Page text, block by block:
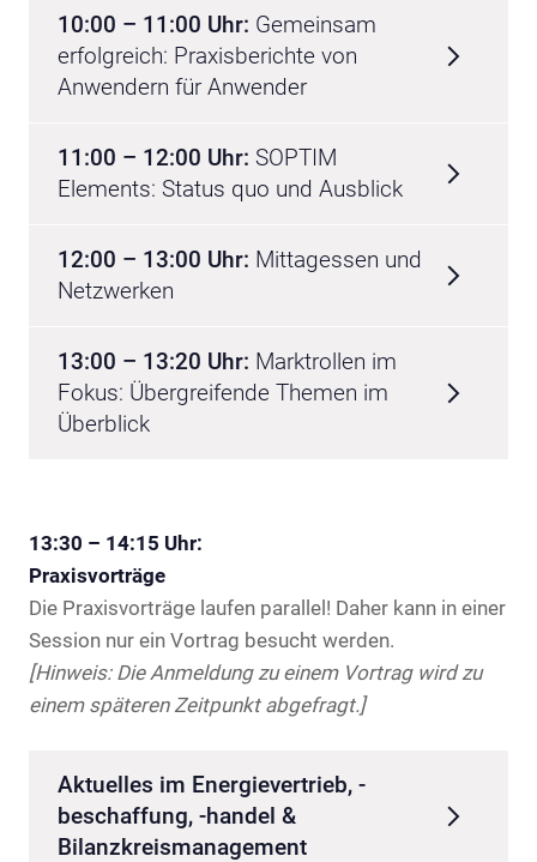
10:00 – 11:00 Uhr: Gemeinsam
erfolgreich: Praxisberichte von
Anwendern für Anwender
11:00 – 12:00 Uhr: SOPTIM
Elements: Status quo und Ausblick
12:00 – 13:00 Uhr: Mittagessen und
Netzwerken
13:00 – 13:20 Uhr: Marktrollen im
Fokus: Übergreifende Themen im
Überblick
13:30 – 14:15 Uhr:
Praxisvorträge
Die Praxisvorträge laufen parallel! Daher kann in einer
Session nur ein Vortrag besucht werden.
[Hinweis: Die Anmeldung zu einem Vortrag wird zu
einem späteren Zeitpunkt abgefragt.]
Aktuelles im Energievertrieb, -
beschaffung, -handel &
Bilanzkreismanagement